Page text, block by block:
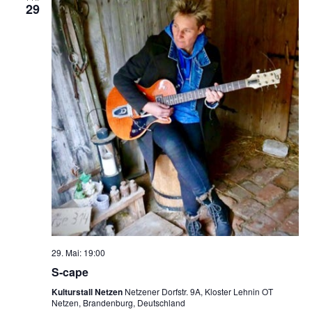
29
29. Mai: 19:00
S-cape
Kulturstall Netzen Netzener Dorfstr. 9A, Kloster Lehnin OT
Netzen, Brandenburg, Deutschland